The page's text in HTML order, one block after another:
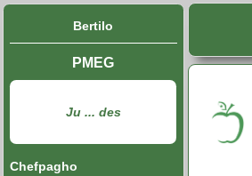
Bertilo
PMEG
Ju ... des
Chefpagho